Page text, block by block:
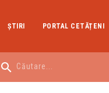
ŞTIRI PORTAL CETĂȚENI